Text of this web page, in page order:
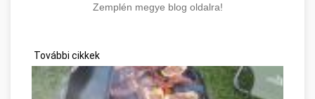
Zemplén megye blog oldalra!
További cikkek